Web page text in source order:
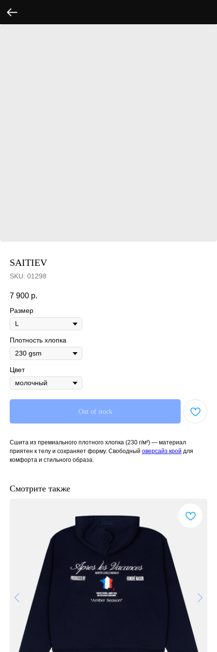
SAITIEV
SKU: 01298
7 900 р.
Размер
Плотность хлопка
Цвет
Out of stock
Сшита из премиального плотного хлопка (230 г/м²) — материал
приятен к телу и сохраняет форму. Свободный оверсайз крой для
комфорта и стильного образа.
Смотрите также